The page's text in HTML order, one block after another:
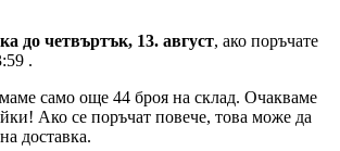
до четвъртък, 13. август, ако поръчате
.
само още 44 броя на склад. Очакваме
Ако се поръчат повече, това може да
доставка.